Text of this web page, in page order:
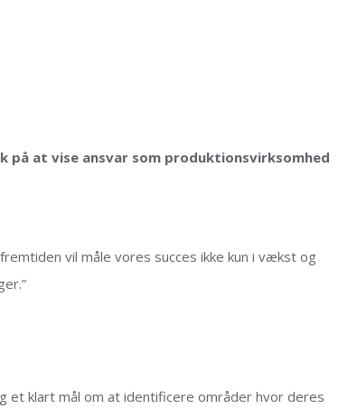
på at vise ansvar som produktionsvirksomhed
vil måle vores succes ikke kun i vækst og
r.”
et klart mål om at identificere områder hvor deres